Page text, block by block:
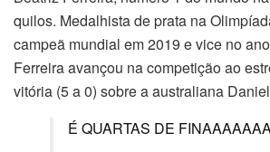
quilos. Medalhista de prata na
campeã mundial em 2019 e vice no
Ferreira avançou na competição ao
vitória (5 a 0) sobre a australiana
É QUARTAS DE